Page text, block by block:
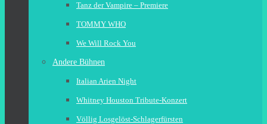
Tanz der Vampire – Premiere
TOMMY WHO
We Will Rock You
Andere Bühnen
Italian Arien Night
Whitney Houston Tribute-Konzert
Völlig Losgelöst-Schlagerfürsten